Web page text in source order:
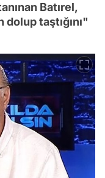
Batırel,
dolup taştığını"